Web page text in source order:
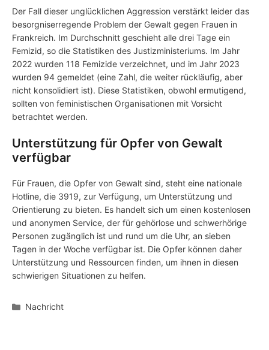
Der Fall dieser unglücklichen Aggression verstärkt leider das
besorgniserregende Problem der Gewalt gegen Frauen in
Frankreich. Im Durchschnitt geschieht alle drei Tage ein
Femizid, so die Statistiken des Justizministeriums. Im Jahr
2022 wurden 118 Femizide verzeichnet, und im Jahr 2023
wurden 94 gemeldet (eine Zahl, die weiter rückläufig, aber
nicht konsolidiert ist). Diese Statistiken, obwohl ermutigend,
sollten von feministischen Organisationen mit Vorsicht
betrachtet werden.
Unterstützung für Opfer von Gewalt
verfügbar
Für Frauen, die Opfer von Gewalt sind, steht eine nationale
Hotline, die 3919, zur Verfügung, um Unterstützung und
Orientierung zu bieten. Es handelt sich um einen kostenlosen
und anonymen Service, der für gehörlose und schwerhörige
Personen zugänglich ist und rund um die Uhr, an sieben
Tagen in der Woche verfügbar ist. Die Opfer können daher
Unterstützung und Ressourcen finden, um ihnen in diesen
schwierigen Situationen zu helfen.
Kategorien
Nachricht